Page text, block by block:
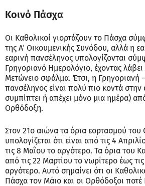
Κοινό Πάσχα
Οι Καθολικοί γιορτάζουν το Πάσχα
της Α΄ Οικουμενικής Συνόδου, αλλά η
εαρινή πανσέληνος υπολογίζονται
Γρηγοριανό Ημερολόγιο, έχοντας
Μετώνειο σφάλμα. Έτσι, η Γρηγοριανή
πανσέληνος είναι πολύ πιο κοντά
συμπίπτει ή απέχει μόνο μια ημέρα)
Ορθόδοξη.
Στον 21ο αιώνα τα όρια εορτασμού
υπολογίζεται ότι είναι από τις 4
τις 8 Μαΐου το αργότερο. Τα όρια του
από τις 22 Μαρτίου το νωρίτερο έως
αργότερο. Αυτό σημαίνει ότι οι
Πάσχα τον Μάιο και οι Ορθόδοξοι